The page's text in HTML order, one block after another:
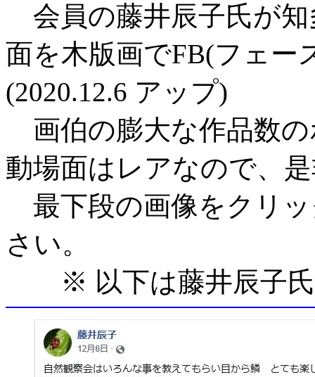
会員の藤井辰子氏が知
面を木版画でFB(フェー
(2020.12.6 アップ)
画伯の膨大な作品数
動場面はレアなので、
最下段の画像をクリ
さい。
※ 以下は藤井辰子氏